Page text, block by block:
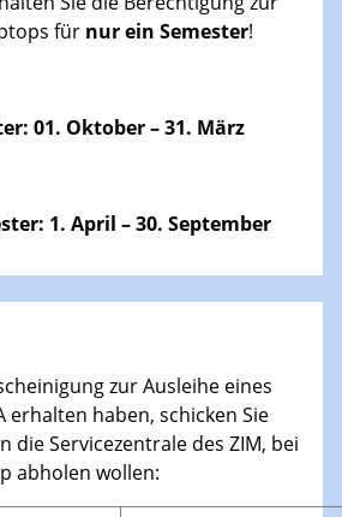
für nur ein Semester!
01. Oktober – 31. März
1. April – 30. September
zur Ausleihe eines
erhalten haben, schicken Sie
die Servicezentrale des ZIM, bei
abholen wollen: